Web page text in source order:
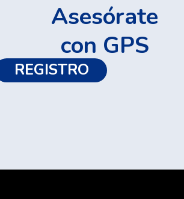
Asesórate
con GPS
REGISTRO